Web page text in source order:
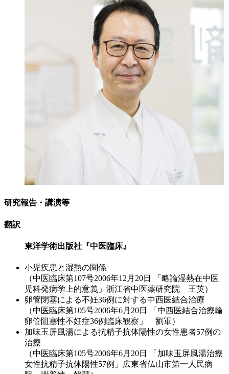
研究報告・講演等
翻訳
東洋学術出版社『中医臨床』
小児疾患と湿熱の関係
（中医臨床第107号2006年12月20日 「略論湿熱在中医
児科発病学上的意義」浙江省中医薬研究院 王英）
卵管閉塞による不妊36例に対する中西医結合治療
（中医臨床第105号2006年6月20日 「中西医結合治療輸
卵管阻塞性不妊症36例臨床観察」 劉軍）
加味玉屏風湯による抗精子抗体陽性の女性患者57例の
治療
（中医臨床第105号2006年6月20日 「加味玉屏風湯治療
女性抗精子抗体陽性57例」広東省仏山市第一人民病